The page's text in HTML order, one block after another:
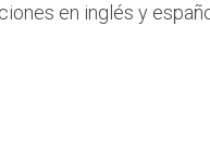
en inglés y